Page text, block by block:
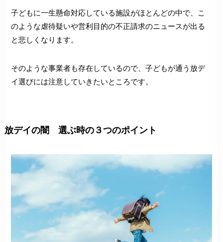
子どもに一生懸命対応している施設がほとんどの中で、こ
のような虐待疑いや営利目的の不正請求のニュースが出る
と悲しくなります。
そのような事業者も存在しているので、子どもが通う放デ
イ選びには注意していきたいところです。
放デイの闇 選ぶ時の３つのポイント